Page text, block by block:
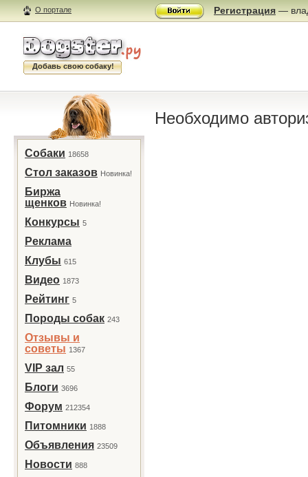
О портале Регистрация —
Добавь свою собаку!
Собаки 18658
Стол заказов Новинка!
Биржа
щенков Новинка!
Конкурсы 5
Реклама
Клубы 615
Видео 1873
Рейтинг 5
Породы собак 243
Отзывы и
советы 1367
VIP зал 55
Блоги 3696
Форум 212354
Питомники 1888
Объявления 23509
Новости 888
Необходимо